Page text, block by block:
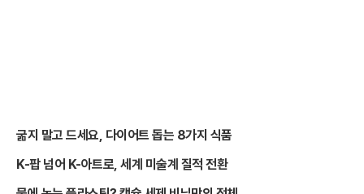
굶지 말고 드세요, 다이어트 돕는 8가지 식품
K-팝 넘어 K-아트로, 세계 미술계 질적 전환